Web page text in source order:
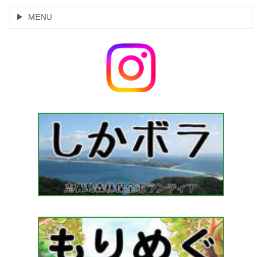
MENU